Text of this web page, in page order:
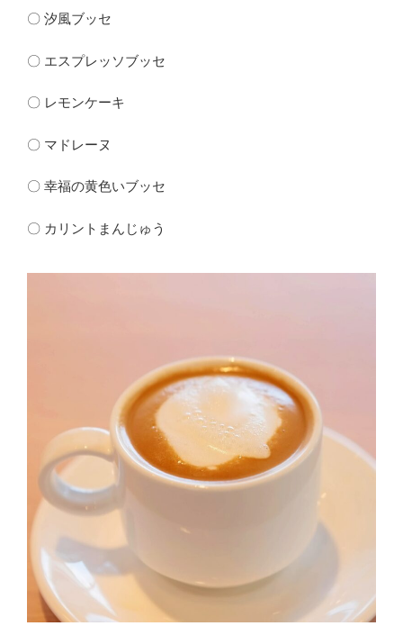
〇 汐風ブッセ
〇 エスプレッソブッセ
〇 レモンケーキ
〇 マドレーヌ
〇 幸福の黄色いブッセ
〇 カリントまんじゅう